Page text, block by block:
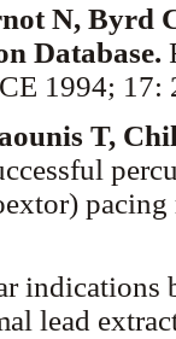
N, Byrd
Database.
1994; 17:
T,
indications
lead